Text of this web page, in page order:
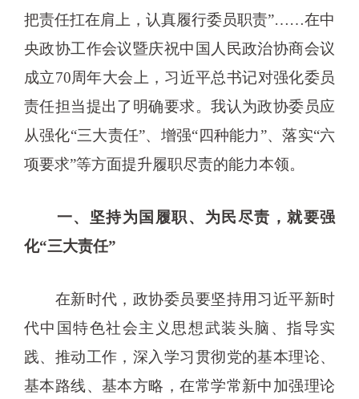
把责任扛在肩上，认真履行委员职责”……在中
央政协工作会议暨庆祝中国人民政治协商会议
成立70周年大会上，习近平总书记对强化委员
责任担当提出了明确要求。我认为政协委员应
从强化“三大责任”、增强“四种能力”、落实“六
项要求”等方面提升履职尽责的能力本领。
一、坚持为国履职、为民尽责，就要强
化“三大责任”
在新时代，政协委员要坚持用习近平新时
代中国特色社会主义思想武装头脑、指导实
践、推动工作，深入学习贯彻党的基本理论、
基本路线、基本方略，在常学常新中加强理论